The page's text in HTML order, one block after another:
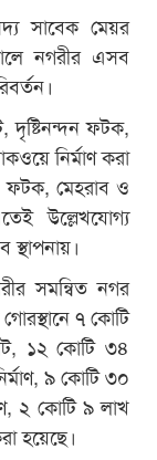
সাবেক মেয়র
নগরীর এসব
দৃষ্টিনন্দন ফটক,
নির্মাণ করা
ফটক, মেহরাব ও
উল্লেখযোগ্য
সমন্বিত নগর
৭ কোটি
১২ কোটি ৩৪
৯ কোটি ৩০
২ কোটি ৯ লাখ
হয়েছে।